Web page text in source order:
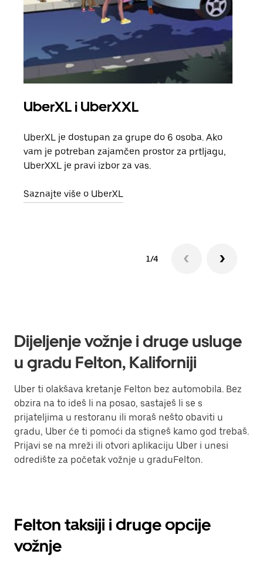
UberXL i UberXXL
UberXL je dostupan za grupe do 6 osoba. Ako
vam je potreban zajamčen prostor za prtljagu,
UberXXL je pravi izbor za vas.
Saznajte više o UberXL
1/4
Dijeljenje vožnje i druge usluge
u gradu Felton, Kaliforniji
Uber ti olakšava kretanje Felton bez automobila. Bez
obzira na to ideš li na posao, sastaješ li se s
prijateljima u restoranu ili moraš nešto obaviti u
gradu, Uber će ti pomoći da stigneš kamo god trebaš.
Prijavi se na mreži ili otvori aplikaciju Uber i unesi
odredište za početak vožnje u graduFelton.
Felton taksiji i druge opcije
vožnje